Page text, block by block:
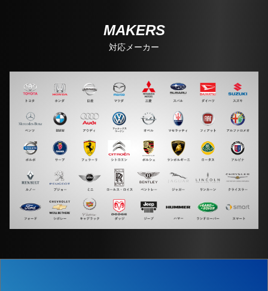
MAKERS
対応メーカー